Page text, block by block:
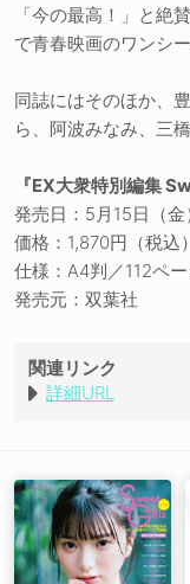
「今の最高！」と絶
で青春映画のワンシ
同誌にはそのほか、
ら、阿波みなみ、三
『EX大衆特別編集
発売日：5月15日（金
価格：1,870円（税込）
仕様：A4判／112ペ
発売元：双葉社
関連リンク
詳細URL